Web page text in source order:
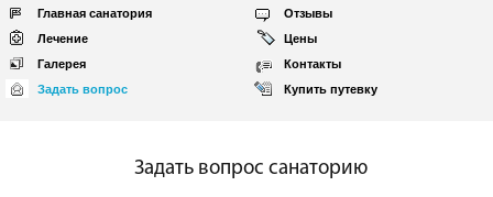
Главная санатория
Отзывы
Лечение
Цены
Галерея
Контакты
Задать вопрос
Купить путевку
Задать вопрос санаторию